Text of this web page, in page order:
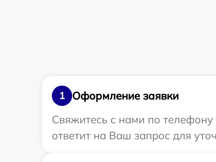
1
Оформление заявки
Свяжитесь с нами по
ответит на Ваш запрос для